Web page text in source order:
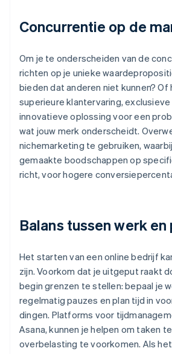
Concurrentie op de
Om je te onderscheiden van de
richten op je unieke
bieden dat anderen niet kunnen? Of
superieure klantervaring,
innovatieve oplossing voor een
wat jouw merk onderscheidt.
nichemarketing te gebruiken,
gemaakte boodschappen op
richt, voor hogere
Balans tussen werk en
Het starten van een online bedrijf
zijn. Voorkom dat je uitgeput raakt
begin grenzen te stellen: bepaal je
regelmatig pauzes en plan tijd in
dingen. Platforms voor
Asana, kunnen je helpen om taken
overbelasting te voorkomen. Als